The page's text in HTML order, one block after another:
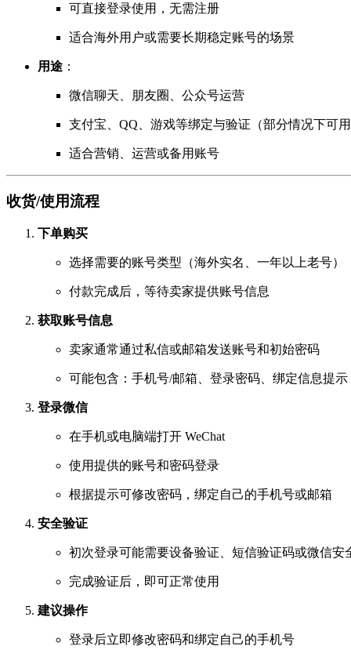
可直接登录使用，无需注册
适合海外用户或需要长期稳定账号的场景
用途 ：
微信聊天、朋友圈、公众号运营
支付宝、QQ、游戏等绑定与验证（部分情况下可
适合营销、运营或备用账号
收货/使用流程
下单购买
选择需要的账号类型（海外实名、一年以上老号）
付款完成后，等待卖家提供账号信息
获取账号信息
卖家通常通过私信或邮箱发送账号和初始密码
可能包含：手机号/邮箱、登录密码、绑定信息提示
登录微信
在手机或电脑端打开 WeChat
使用提供的账号和密码登录
根据提示可修改密码，绑定自己的手机号或邮箱
安全验证
初次登录可能需要设备验证、短信验证码或微信安
完成验证后，即可正常使用
建议操作
登录后立即修改密码和绑定自己的手机号